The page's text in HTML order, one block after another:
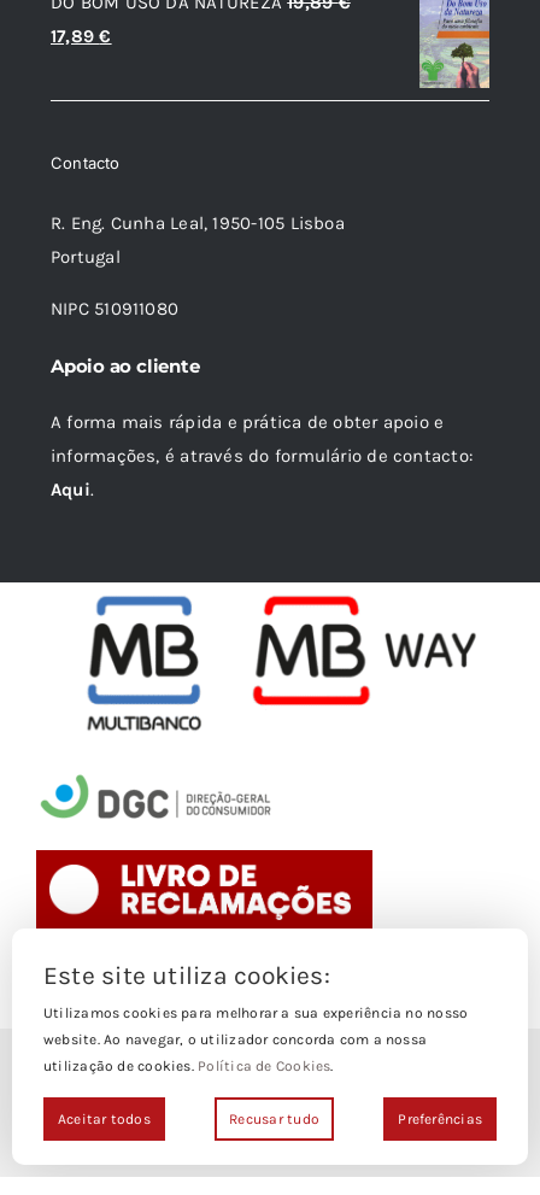
era:
é:
O
original
19,89 €.
17,89€
atual
17,89 €.
Contacto
R. Eng. Cunha Leal, 1950-105 Lisboa
Portugal
NIPC 510911080
Apoio ao cliente
A forma mais rápida e prática de obter apoio e
informações, é através do formulário de contacto:
Aqui.
Toggle
Navigation
Politica de Cookies
Termos e Condições
© Copyright 1988- 2026
Loja Edições Piaget by Piaget Ensino Superior| Todos os
Este site utiliza cookies:
Utilizamos cookies para melhorar a sua experiência no nosso
website. Ao navegar, o utilizador concorda com a nossa
utilização de cookies. Política de Cookies.
Aceitar todos Recusar tudo Preferências